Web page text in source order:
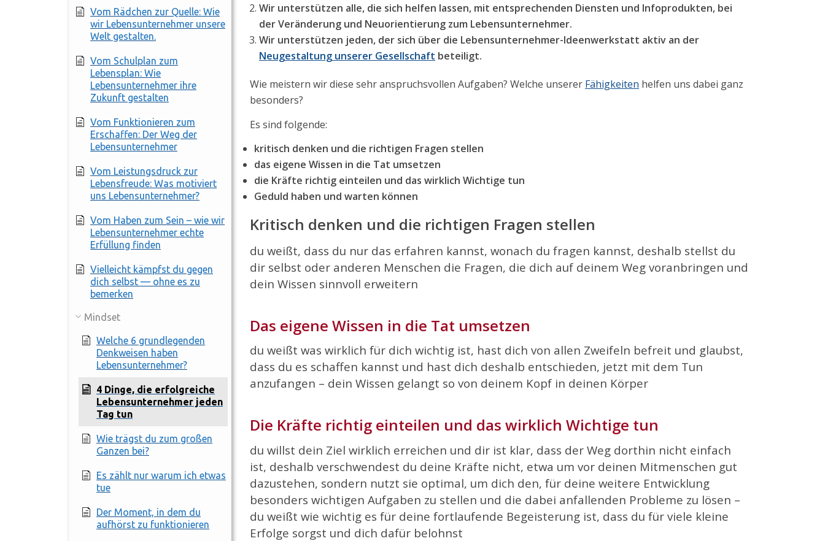
Vom Rädchen zur Quelle: Wie
wir Lebensunternehmer unsere
Welt gestalten.
Vom Schulplan zum
Lebensplan: Wie
Lebensunternehmer ihre
Zukunft gestalten
Vom Funktionieren zum
Erschaffen: Der Weg der
Lebensunternehmer
Vom Leistungsdruck zur
Lebensfreude: Was motiviert
uns Lebensunternehmer?
Vom Haben zum Sein – wie wir
Lebensunternehmer echte
Erfüllung finden
Vielleicht kämpfst du gegen
dich selbst — ohne es zu
bemerken
Mindset
Welche 6 grundlegenden
Denkweisen haben
Lebensunternehmer?
4 Dinge, die erfolgreiche
Lebensunternehmer jeden
Tag tun
Wie trägst du zum großen
Ganzen bei?
Es zählt nur warum ich etwas
tue
Der Moment, in dem du
aufhörst zu funktionieren
Wir unterstützen alle, die sich helfen lassen, mit entsprechenden Diensten und Infoprodukten, bei
der Veränderung und Neuorientierung zum Lebensunternehmer.
Wir unterstützen jeden, der sich über die Lebensunternehmer-Ideenwerkstatt aktiv an der
Neugestaltung unserer Gesellschaft beteiligt.
Wie meistern wir diese sehr anspruchsvollen Aufgaben? Welche unserer Fähigkeiten helfen uns dabei ganz
besonders?
Es sind folgende:
kritisch denken und die richtigen Fragen stellen
das eigene Wissen in die Tat umsetzen
die Kräfte richtig einteilen und das wirklich Wichtige tun
Geduld haben und warten können
Kritisch denken und die richtigen Fragen stellen
du weißt, dass du nur das erfahren kannst, wonach du fragen kannst, deshalb stellst du
dir selbst oder anderen Menschen die Fragen, die dich auf deinem Weg voranbringen und
dein Wissen sinnvoll erweitern
Das eigene Wissen in die Tat umsetzen
du weißt was wirklich für dich wichtig ist, hast dich von allen Zweifeln befreit und glaubst,
dass du es schaffen kannst und hast dich deshalb entschieden, jetzt mit dem Tun
anzufangen – dein Wissen gelangt so von deinem Kopf in deinen Körper
Die Kräfte richtig einteilen und das wirklich Wichtige tun
du willst dein Ziel wirklich erreichen und dir ist klar, dass der Weg dorthin nicht einfach
ist, deshalb verschwendest du deine Kräfte nicht, etwa um vor deinen Mitmenschen gut
dazustehen, sondern nutzt sie optimal, um dich den, für deine weitere Entwicklung
besonders wichtigen Aufgaben zu stellen und die dabei anfallenden Probleme zu lösen –
du weißt wie wichtig es für deine fortlaufende Begeisterung ist, dass du für viele kleine
Erfolge sorgst und dich dafür belohnst